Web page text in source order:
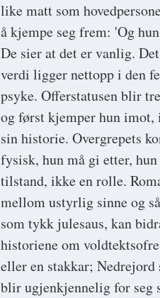
like matt som
å kjempe seg frem: 'Og
De sier at det er vanlig.
verdi ligger nettopp i den
psyke. Offerstatusen blir
og først kjemper hun
sin historie. Overgrepets
fysisk, hun må gi etter,
tilstand, ikke en rolle.
mellom ustyrlig sinne og
som tykk julesaus, kan
historiene om
eller en stakkar; Nedrejord
blir ugjenkjennelig for seg